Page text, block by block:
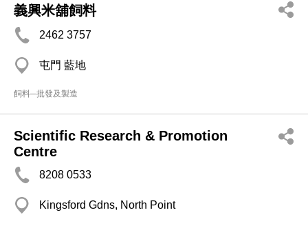
義興米舖飼料
2462 3757
屯門 藍地
飼料─批發及製造
Scientific Research & Promotion
Centre
8208 0533
Kingsford Gdns, North Point